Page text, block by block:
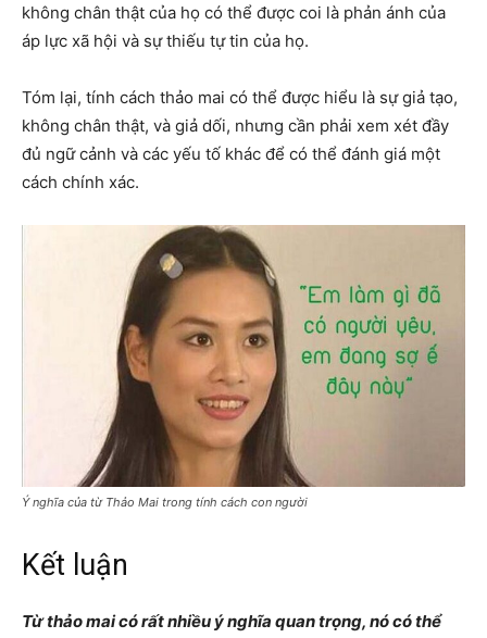
không chân thật của họ có thể được coi là phản ánh của
áp lực xã hội và sự thiếu tự tin của họ.
Tóm lại, tính cách thảo mai có thể được hiểu là sự giả tạo,
không chân thật, và giả dối, nhưng cần phải xem xét đầy
đủ ngữ cảnh và các yếu tố khác để có thể đánh giá một
cách chính xác.
Ý nghĩa của từ Thảo Mai trong tính cách con người
Kết luận
Từ thảo mai có rất nhiều ý nghĩa quan trọng, nó có thể